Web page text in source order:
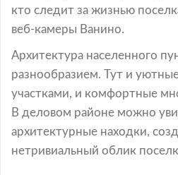
кто следит за жизнью
веб-камеры Ванино.
Архитектура населенного
разнообразием. Тут и
участками, и комфортные
В деловом районе можно
архитектурные находки,
нетривиальный облик